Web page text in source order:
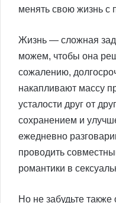
менять свою жизнь с
Жизнь — сложная
можем, чтобы она
сожалению,
накапливают массу
усталости друг от
сохранением и
ежедневно
проводить
романтики в
Но не забудьте